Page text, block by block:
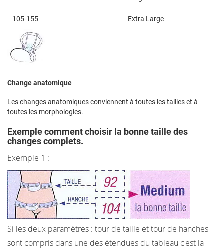
105-155 Extra Large
Change anatomique
Les changes anatomiques conviennent à toutes les tailles et à
toutes les morphologies.
Exemple comment choisir la bonne taille des
changes complets.
Exemple 1 :
Si les deux paramètres : tour de taille et tour de hanches
sont compris dans une des étendues du tableau c'est la